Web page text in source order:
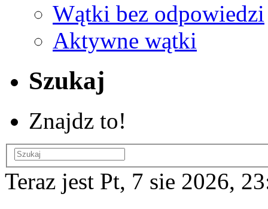
Wątki bez odpowiedzi
Aktywne wątki
Szukaj
Znajdz to!
Teraz jest Pt, 7 sie 2026,